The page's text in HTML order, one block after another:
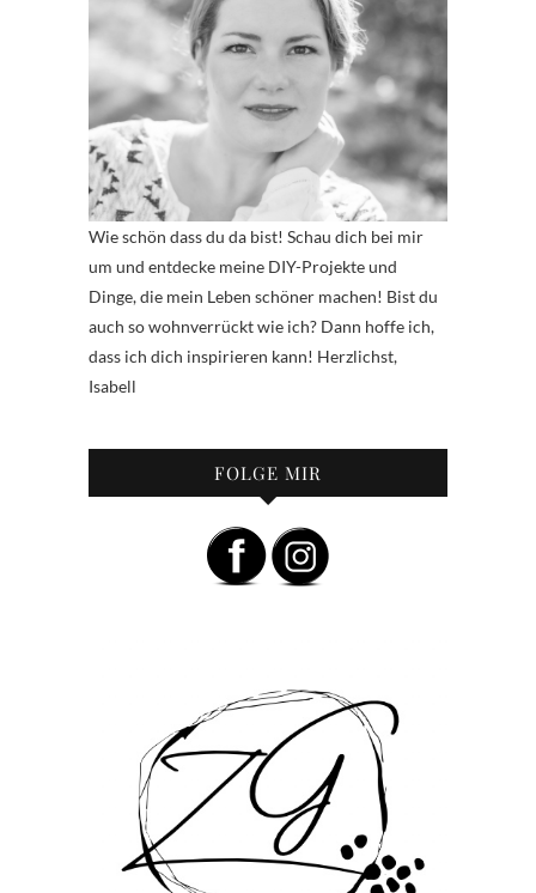
Wie schön dass du da bist! Schau dich bei mir
um und entdecke meine DIY-Projekte und
Dinge, die mein Leben schöner machen! Bist du
auch so wohnverrückt wie ich? Dann hoffe ich,
dass ich dich inspirieren kann! Herzlichst,
Isabell
FOLGE MIR